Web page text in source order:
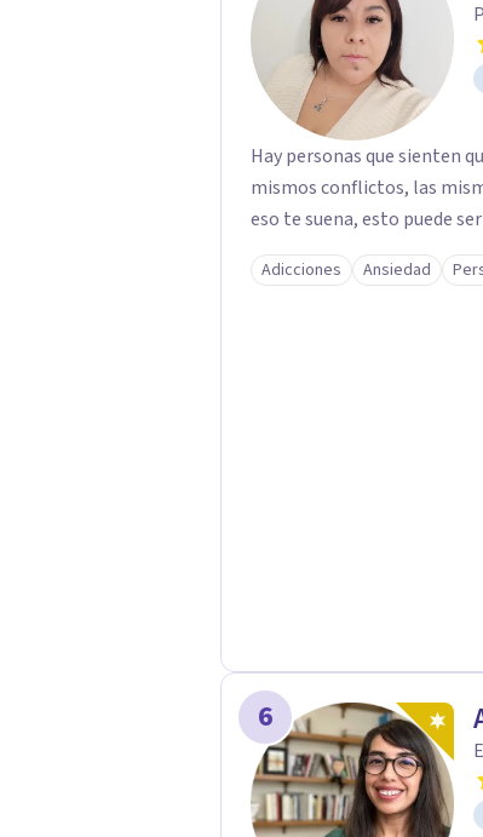
Hay personas que sienten
mismos conflictos, las
eso te suena, esto puede
Adicciones Ansiedad
6